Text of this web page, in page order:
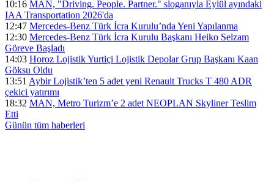
10:16 MAN, "Driving. People. Partner." sloganıyla Eylül ayındaki
IAA Transportation 2026'da
12:47 Mercedes-Benz Türk İcra Kurulu’nda Yeni Yapılanma
12:30 Mercedes-Benz Türk İcra Kurulu Başkanı Heiko Selzam
Göreve Başladı
14:03 Horoz Lojistik Yurtiçi Lojistik Depolar Grup Başkanı Kaan
Göksu Oldu
13:51 Aybir Lojistik’ten 5 adet yeni Renault Trucks T 480 ADR
çekici yatırımı
18:32 MAN, Metro Turizm’e 2 adet NEOPLAN Skyliner Teslim
Etti
Günün tüm haberleri